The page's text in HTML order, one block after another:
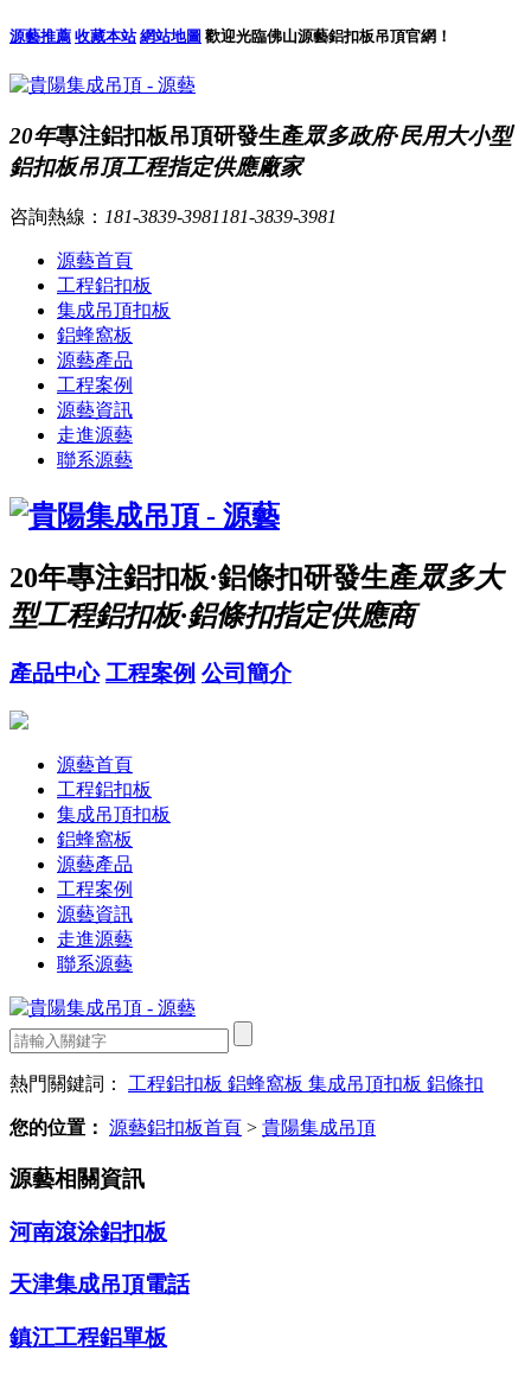
源藝推薦 收藏本站 網站地圖 歡迎光臨佛山源藝鋁扣板吊頂官網！
20年專注鋁扣板吊頂研發生產眾多政府·民用大小型
鋁扣板吊頂工程指定供應廠家
咨詢熱線： 181-3839-3981 181-3839-3981
源藝首頁
工程鋁扣板
集成吊頂扣板
鋁蜂窩板
源藝產品
工程案例
源藝資訊
走進源藝
聯系源藝
20年專注鋁扣板·鋁條扣研發生產眾多大
型工程鋁扣板·鋁條扣指定供應商
產品中心 工程案例 公司簡介
源藝首頁
工程鋁扣板
集成吊頂扣板
鋁蜂窩板
源藝產品
工程案例
源藝資訊
走進源藝
聯系源藝
熱門關鍵詞： 工程鋁扣板 鋁蜂窩板 集成吊頂扣板 鋁條扣
您的位置： 源藝鋁扣板首頁 > 貴陽集成吊頂
源藝相關資訊
河南滾涂鋁扣板
天津集成吊頂電話
鎮江工程鋁單板